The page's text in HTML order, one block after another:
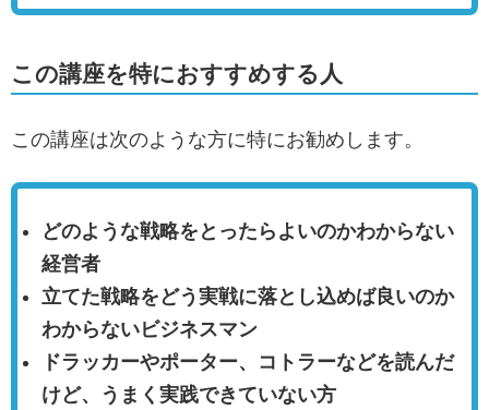
この講座を特におすすめする人
この講座は次のような方に特にお勧めします。
どのような戦略をとったらよいのかわからない
経営者
立てた戦略をどう実戦に落とし込めば良いのか
わからないビジネスマン
ドラッカーやポーター、コトラーなどを読んだ
けど、うまく実践できていない方